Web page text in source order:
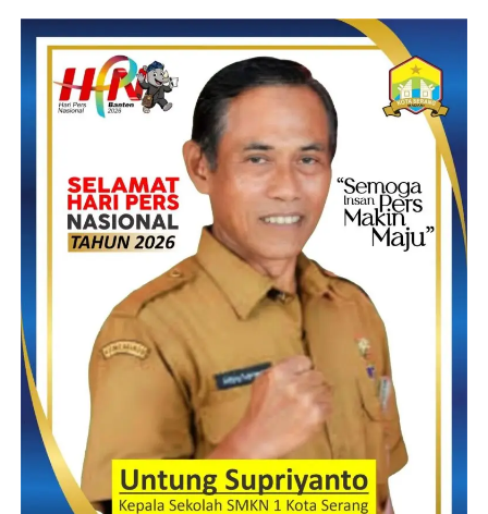
personel Polda Gorontalo.
“Melalui kegiatan ini diharapkan ada kedekatan hubungan antara
jajaran kepolisian dengan para Santri dari berbagai Pondok
pesantren yang ada di Provinsi Gorontalo, Polisi adalah sahabat
santri, polisi adalah mitra masyarakat, polisi adalah sahabat bagi
semuanya,”Imbuh Jenderal Bintang Dua tersebut.